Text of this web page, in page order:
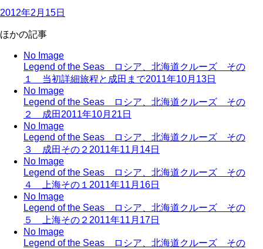
2012年2月15日
ほかの記事
No Image
Legend of the Seas ロシア、北海道クルーズ その
１ 当初詳細旅程と成田まで2011年10月13日
No Image
Legend of the Seas ロシア、北海道クルーズ その
２ 成田 2011年10月21日
No Image
Legend of the Seas ロシア、北海道クルーズ その
３ 成田その２ 2011年11月14日
No Image
Legend of the Seas ロシア、北海道クルーズ その
４ 上海その１ 2011年11月16日
No Image
Legend of the Seas ロシア、北海道クルーズ その
５ 上海その２ 2011年11月17日
No Image
Legend of the Seas ロシア、北海道クルーズ その